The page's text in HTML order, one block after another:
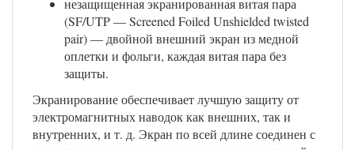
незащищенная экранированная витая пара
(SF/UTP — Screened Foiled Unshielded twisted
pair) — двойной внешний экран из медной
оплетки и фольги, каждая витая пара без
защиты.
Экранирование обеспечивает лучшую защиту от
электромагнитных наводок как внешних, так и
внутренних, и т. д. Экран по всей длине соединен с